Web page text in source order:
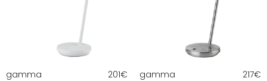
gamma 201€ gamma 217€